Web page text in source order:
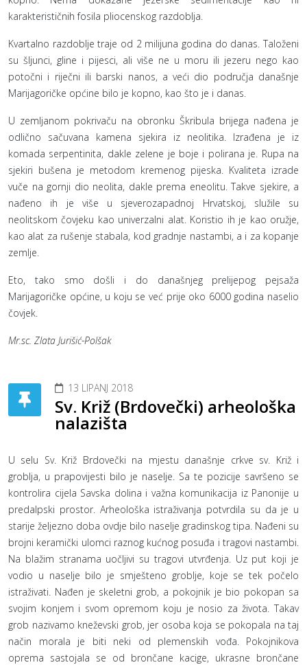
karakterističnih fosila pliocenskog razdoblja.
Kvartalno razdoblje traje od 2 milijuna godina do danas. Taloženi
su šljunci, gline i pijesci, ali više ne u moru ili jezeru nego kao
potočni i riječni ili barski nanos, a veći dio područja današnje
Marijagoričke općine bilo je kopno, kao što je i danas.
U zemljanom pokrivaču na obronku Škribula brijega nađena je
odlično sačuvana kamena sjekira iz neolitika. Izrađena je iz
komada serpentinita, dakle zelene je boje i polirana je. Rupa na
sjekiri bušena je metodom kremenog pijeska. Kvaliteta izrade
vuče na gornji dio neolita, dakle prema eneolitu. Takve sjekire, a
nađeno ih je više u sjeverozapadnoj Hrvatskoj, služile su
neolitskom čovjeku kao univerzalni alat. Koristio ih je kao oružje,
kao alat za rušenje stabala, kod gradnje nastambi, a i za kopanje
zemlje.
Eto, tako smo došli i do današnjeg prelijepog pejsaža
Marijagoričke općine, u koju se već prije oko 6000 godina naselio
čovjek.
Mr.sc. Zlata Jurišić-Polšak
13 LIPANJ 2018
Sv. Križ (Brdovečki) arheološka
nalazišta
U selu Sv. Križ Brdovečki na mjestu današnje crkve sv. Križ i
groblja, u prapovijesti bilo je naselje. Sa te pozicije savršeno se
kontrolira cijela Savska dolina i važna komunikacija iz Panonije u
predalpski prostor. Arheološka istraživanja potvrdila su da je u
starije željezno doba ovdje bilo naselje gradinskog tipa. Nađeni su
brojni keramički ulomci raznog kućnog posuđa i tragovi nastambi.
Na blažim stranama uočljivi su tragovi utvrđenja. Uz put koji je
vodio u naselje bilo je smješteno groblje, koje se tek počelo
istraživati. Nađen je skeletni grob, a pokojnik je bio pokopan sa
svojim konjem i svom opremom koju je nosio za života. Takav
grob nazivamo kneževski grob, jer osoba koja se pokopala na taj
način morala je biti neki od plemenskih vođa. Pokojnikova
oprema sastojala se od brončane kacige, ukrasne brončane